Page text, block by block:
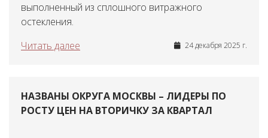
выполненный из сплошного витражного
остекления.
Читать далее
24 декабря 2025 г.
НАЗВАНЫ ОКРУГА МОСКВЫ – ЛИДЕРЫ ПО
РОСТУ ЦЕН НА ВТОРИЧКУ ЗА КВАРТАЛ